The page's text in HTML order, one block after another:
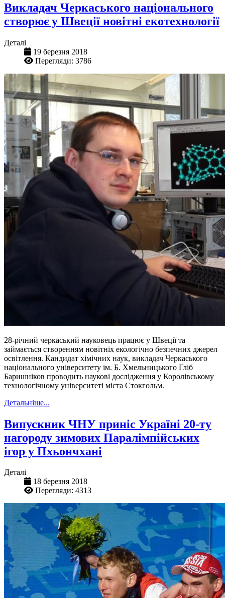
Викладач Черкаського національного
створює у Швеції новітні екотехнології
Деталі
19 березня 2018
Перегляди: 3786
28-річний черкаський науковець працює у Швеції та
займається створенням новітніх екологічно безпечних джерел
освітлення. Кандидат хімічних наук, викладач Черкаського
національного університету ім. Б. Хмельницького Гліб
Баришніков проводить наукові дослідження у Королівському
технологічному університеті міста Стокгольм.
Детальніше...
Випускник ЧНУ приніс Україні 20-ту
нагороду зимових Паралімпійських
ігор у Пхьончхані
Деталі
18 березня 2018
Перегляди: 4313